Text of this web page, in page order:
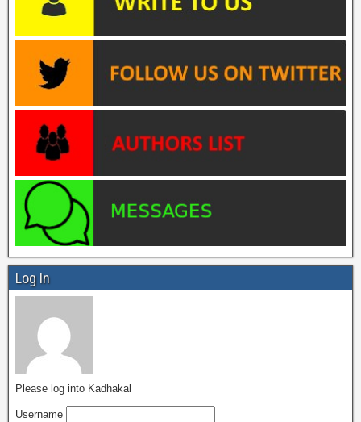
Log In
Please log into Kadhakal
Username